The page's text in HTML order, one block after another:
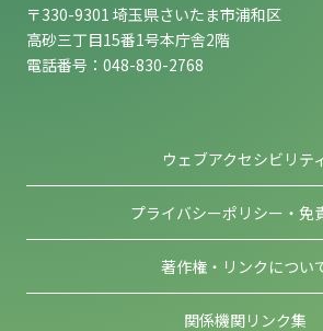
〒330-9301 埼玉県さいたま市浦和区
高砂三丁目15番1号本庁舎2階
電話番号：048-830-2768
ウェブアクセシビリテ
プライバシーポリシー・免
著作権・リンクについ
関係機関リンク集